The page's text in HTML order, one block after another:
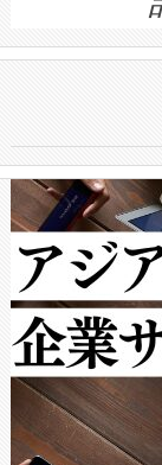
BESS
からシ
クルの
[…]
ートル
トに対
では、
で向上
ットだ
ルの変
作業と
Avia 2
× 80°の